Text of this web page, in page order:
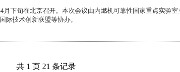
下旬在北京召开。本次会议由内燃机可靠性国家重点实验室
际技术创新联盟等协办。
共 1 页 21 条记录